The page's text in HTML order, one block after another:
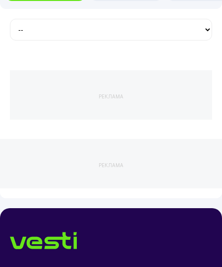
РЕКЛАМА
РЕКЛАМА